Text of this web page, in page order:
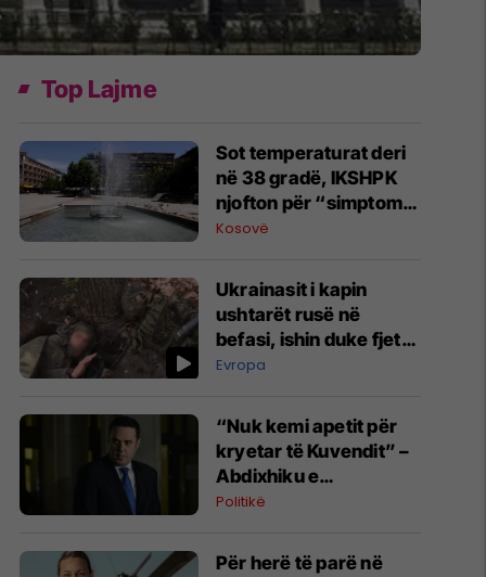
Top Lajme
Sot temperaturat deri
në 38 gradë, IKSHPK
njofton për “simptomat
e nxehtësisë”
Kosovë
Ukrainasit i kapin
ushtarët rusë në
befasi, ishin duke fjetur
në strehimoret e
Evropa
“Nuk kemi apetit për
kryetar të Kuvendit” –
Abdixhiku e
konsideron si figurë
Politikë
Për herë të parë në